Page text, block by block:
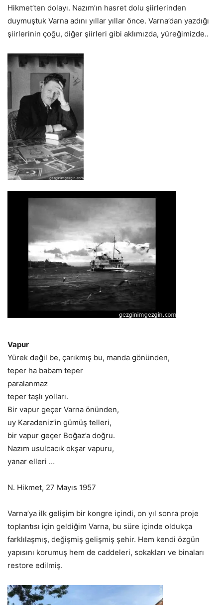
Hikmet’ten dolayı. Nazım’ın hasret dolu şiirlerinden
duymuştuk Varna adını yıllar yıllar önce. Varna’dan yazdığı
şiirlerinin çoğu, diğer şiirleri gibi aklımızda, yüreğimizde..
Vapur
Yürek değil be, çarıkmış bu, manda gönünden,
teper ha babam teper
paralanmaz
teper taşlı yolları.
Bir vapur geçer Varna önünden,
uy Karadeniz’in gümüş telleri,
bir vapur geçer Boğaz’a doğru.
Nazım usulcacık okşar vapuru,
yanar elleri …
N. Hikmet, 27 Mayıs 1957
Varna’ya ilk gelişim bir kongre içindi, on yıl sonra proje
toplantısı için geldiğim Varna, bu süre içinde oldukça
farklılaşmış, değişmiş gelişmiş şehir. Hem kendi özgün
yapısını korumuş hem de caddeleri, sokakları ve binaları
restore edilmiş.